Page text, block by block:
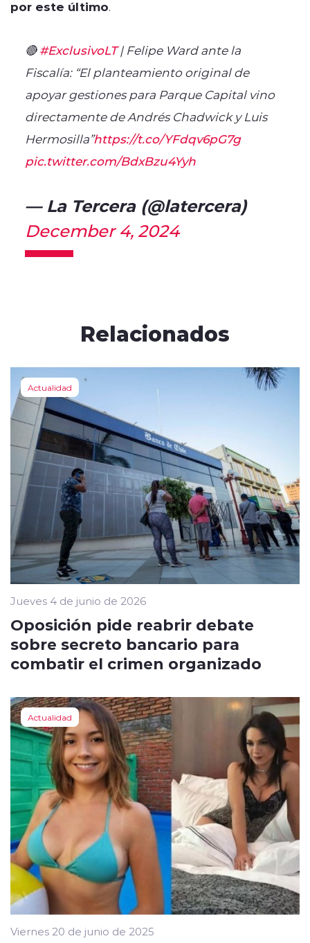
por este último.
🔴#ExclusivoLT| Felipe Ward ante la
Fiscalía: “El planteamiento original de
apoyar gestiones para Parque Capital vino
directamente de Andrés Chadwick y Luis
Hermosilla”https://t.co/YFdqv6pG7g
pic.twitter.com/BdxBzu4Yyh
— La Tercera (@latercera)
December 4, 2024
Relacionados
Actualidad
Jueves 4 de junio de 2026
Oposición pide reabrir debate
sobre secreto bancario para
combatir el crimen organizado
Actualidad
Viernes 20 de junio de 2025